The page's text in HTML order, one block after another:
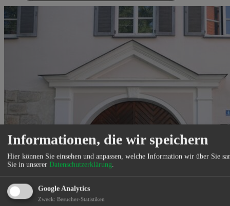
Informationen, die wir speichern
Hier können Sie einsehen und anpassen, welche Information wir über Sie
Sie in unserer Datenschutzerklärung.
Google Analytics
Zweck: Besucher-Statistiken